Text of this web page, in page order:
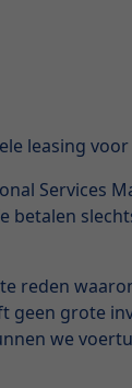
leasing
Services
reden
grote
we